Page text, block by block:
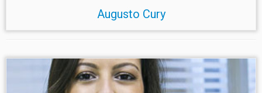
Augusto Cury